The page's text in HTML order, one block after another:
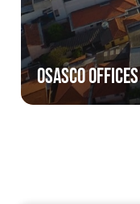
OSASCO OFFICES